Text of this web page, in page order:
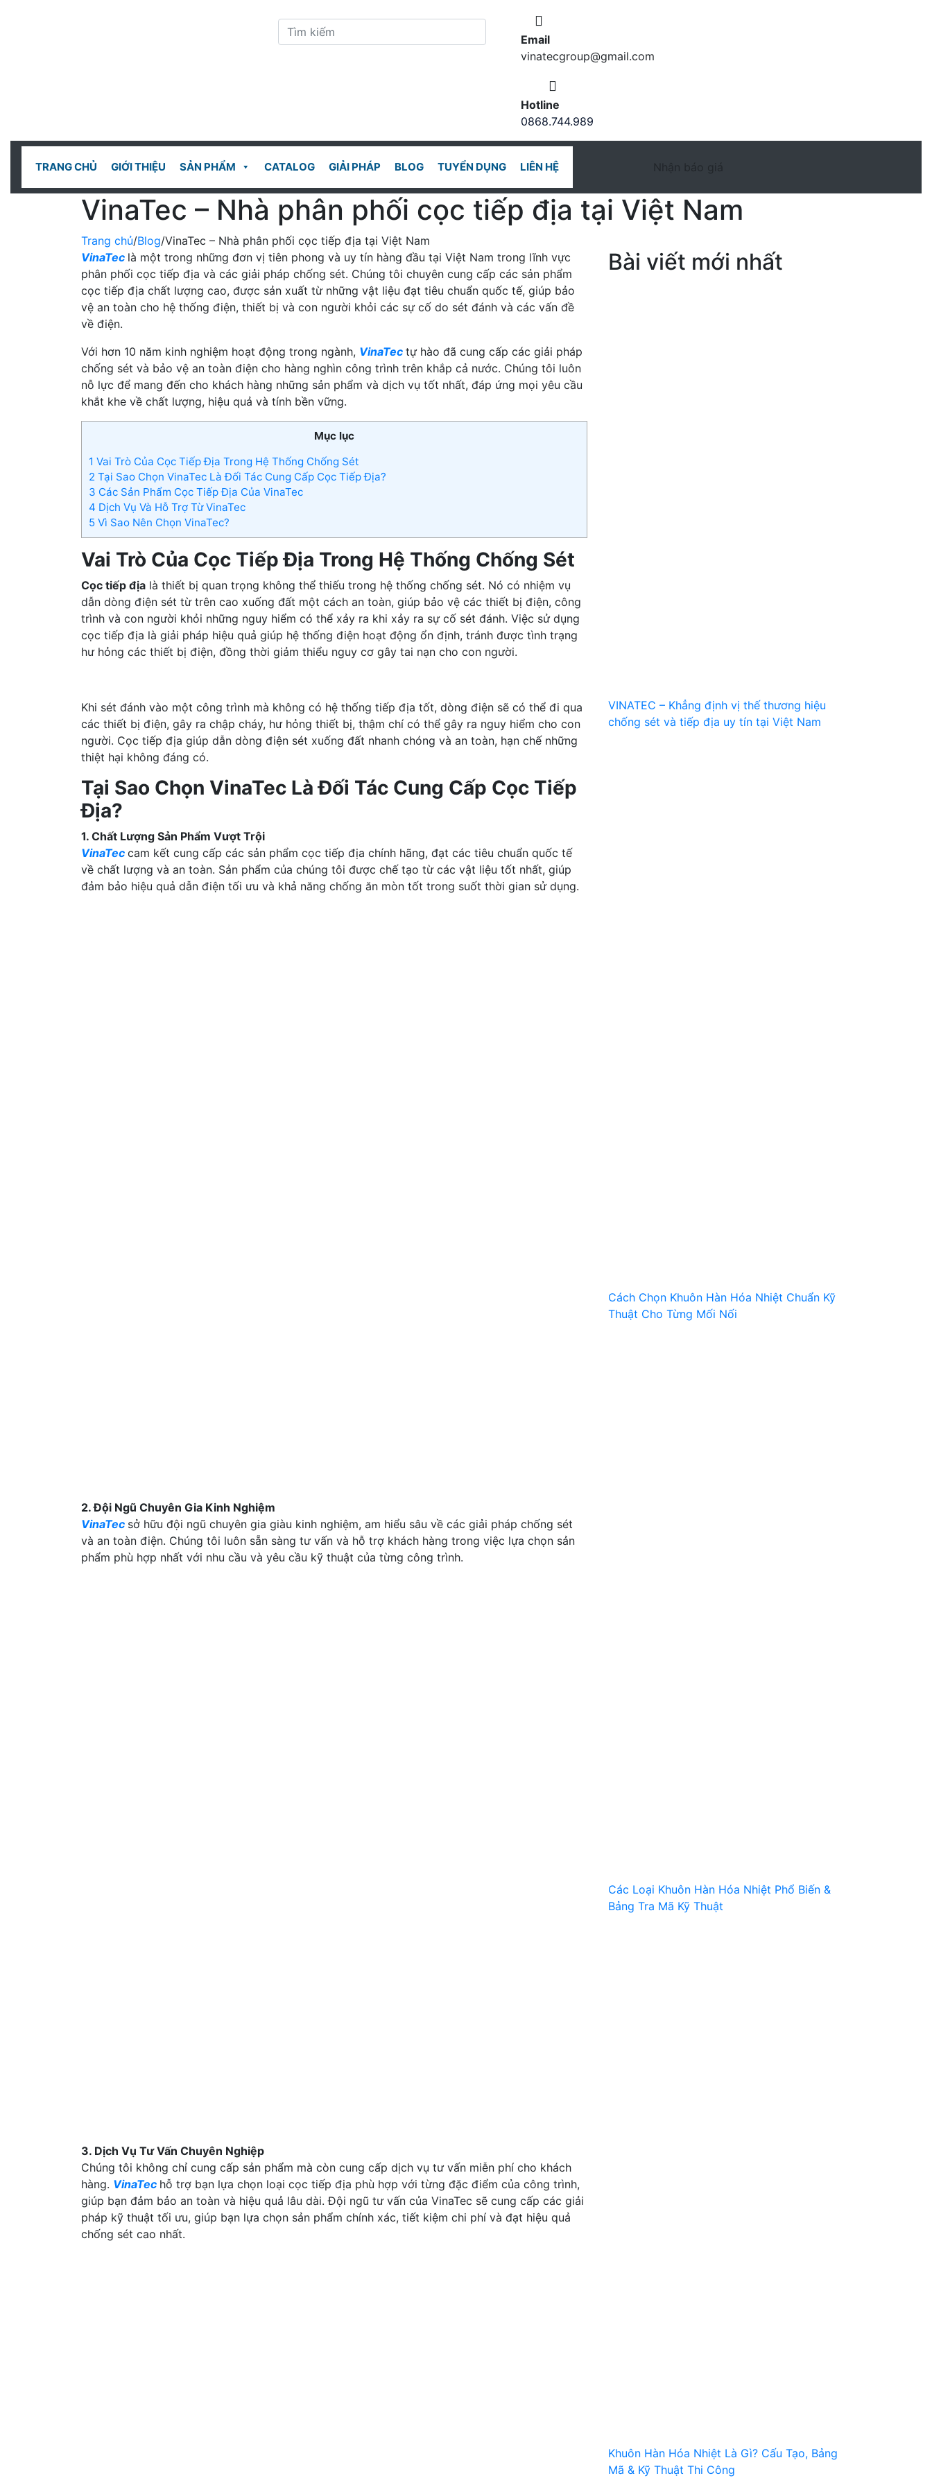
Email
vinatecgroup@gmail.com
Hotline
0868.744.989
TRANG CHỦ GIỚI THIỆU SẢN PHẨM CATALOG GIẢI PHÁP BLOG TUYỂN DỤNG LIÊN HỆ Nhận báo giá
VinaTec – Nhà phân phối cọc tiếp địa tại Việt Nam
Trang chủ/Blog/VinaTec – Nhà phân phối cọc tiếp địa tại Việt Nam
VinaTec là một trong những đơn vị tiên phong và uy tín hàng đầu tại Việt Nam trong lĩnh vực
phân phối cọc tiếp địa và các giải pháp chống sét. Chúng tôi chuyên cung cấp các sản phẩm
cọc tiếp địa chất lượng cao, được sản xuất từ những vật liệu đạt tiêu chuẩn quốc tế, giúp bảo
vệ an toàn cho hệ thống điện, thiết bị và con người khỏi các sự cố do sét đánh và các vấn đề
về điện.
Với hơn 10 năm kinh nghiệm hoạt động trong ngành, VinaTec tự hào đã cung cấp các giải pháp
chống sét và bảo vệ an toàn điện cho hàng nghìn công trình trên khắp cả nước. Chúng tôi luôn
nỗ lực để mang đến cho khách hàng những sản phẩm và dịch vụ tốt nhất, đáp ứng mọi yêu cầu
khắt khe về chất lượng, hiệu quả và tính bền vững.
Mục lục
1 Vai Trò Của Cọc Tiếp Địa Trong Hệ Thống Chống Sét
2 Tại Sao Chọn VinaTec Là Đối Tác Cung Cấp Cọc Tiếp Địa?
3 Các Sản Phẩm Cọc Tiếp Địa Của VinaTec
4 Dịch Vụ Và Hỗ Trợ Từ VinaTec
5 Vì Sao Nên Chọn VinaTec?
Vai Trò Của Cọc Tiếp Địa Trong Hệ Thống Chống Sét
Cọc tiếp địa là thiết bị quan trọng không thể thiếu trong hệ thống chống sét. Nó có nhiệm vụ
dẫn dòng điện sét từ trên cao xuống đất một cách an toàn, giúp bảo vệ các thiết bị điện, công
trình và con người khỏi những nguy hiểm có thể xảy ra khi xảy ra sự cố sét đánh. Việc sử dụng
cọc tiếp địa là giải pháp hiệu quả giúp hệ thống điện hoạt động ổn định, tránh được tình trạng
hư hỏng các thiết bị điện, đồng thời giảm thiểu nguy cơ gây tai nạn cho con người.
Khi sét đánh vào một công trình mà không có hệ thống tiếp địa tốt, dòng điện sẽ có thể đi qua
các thiết bị điện, gây ra chập cháy, hư hỏng thiết bị, thậm chí có thể gây ra nguy hiểm cho con
người. Cọc tiếp địa giúp dẫn dòng điện sét xuống đất nhanh chóng và an toàn, hạn chế những
thiệt hại không đáng có.
Tại Sao Chọn VinaTec Là Đối Tác Cung Cấp Cọc Tiếp
Địa?
1. Chất Lượng Sản Phẩm Vượt Trội
VinaTec cam kết cung cấp các sản phẩm cọc tiếp địa chính hãng, đạt các tiêu chuẩn quốc tế
về chất lượng và an toàn. Sản phẩm của chúng tôi được chế tạo từ các vật liệu tốt nhất, giúp
đảm bảo hiệu quả dẫn điện tối ưu và khả năng chống ăn mòn tốt trong suốt thời gian sử dụng.
2. Đội Ngũ Chuyên Gia Kinh Nghiệm
VinaTec sở hữu đội ngũ chuyên gia giàu kinh nghiệm, am hiểu sâu về các giải pháp chống sét
và an toàn điện. Chúng tôi luôn sẵn sàng tư vấn và hỗ trợ khách hàng trong việc lựa chọn sản
phẩm phù hợp nhất với nhu cầu và yêu cầu kỹ thuật của từng công trình.
3. Dịch Vụ Tư Vấn Chuyên Nghiệp
Chúng tôi không chỉ cung cấp sản phẩm mà còn cung cấp dịch vụ tư vấn miễn phí cho khách
hàng. VinaTec hỗ trợ bạn lựa chọn loại cọc tiếp địa phù hợp với từng đặc điểm của công trình,
giúp bạn đảm bảo an toàn và hiệu quả lâu dài. Đội ngũ tư vấn của VinaTec sẽ cung cấp các giải
pháp kỹ thuật tối ưu, giúp bạn lựa chọn sản phẩm chính xác, tiết kiệm chi phí và đạt hiệu quả
chống sét cao nhất.
Bài viết mới nhất
VINATEC – Khẳng định vị thế thương hiệu
chống sét và tiếp địa uy tín tại Việt Nam
Cách Chọn Khuôn Hàn Hóa Nhiệt Chuẩn Kỹ
Thuật Cho Từng Mối Nối
Các Loại Khuôn Hàn Hóa Nhiệt Phổ Biến &
Bảng Tra Mã Kỹ Thuật
Khuôn Hàn Hóa Nhiệt Là Gì? Cấu Tạo, Bảng
Mã & Kỹ Thuật Thi Công